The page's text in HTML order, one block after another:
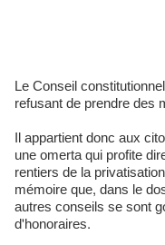
Le Conseil constitutionnel a manqué de courage politique en
refusant de prendre des
Il appartient donc aux
une omerta qui profite
rentiers de la
mémoire que, dans le
autres conseils se sont
d'honoraires.